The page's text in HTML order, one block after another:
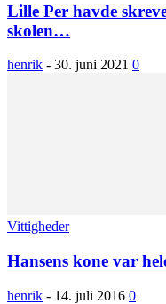
Lille Per havde
skolen…
henrik - 30. juni 2021 0
Vittigheder
Hansens kone var
henrik - 14. juli 2016 0